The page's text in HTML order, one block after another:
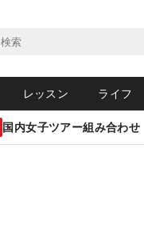
レッスン ライフ
国内女子ツアー組み合わせ